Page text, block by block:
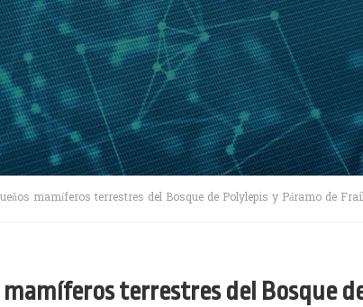
mamíferos terrestres del Bosque de Polylepis y Páramo de
terrestres del Bosque